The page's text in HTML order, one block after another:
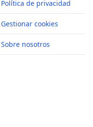
Política de privacidad
Gestionar cookies
Sobre nosotros